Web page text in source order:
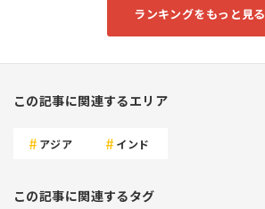
ランキングをもっと見る
この記事に関連するエリア
アジア インド
この記事に関連するタグ